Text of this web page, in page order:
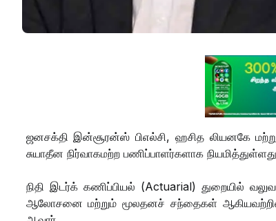
ஜனசக்தி இன்சூரன்ஸ் பிஎல்சி, ஹசித லியனகே
சுயாதீன நிர்வாகமற்ற பணிப்பாளர்களாக
நிதி இடர்க் கணிப்பியல் (Actuarial) துறையில்
ஆலோசனை மற்றும் மூலதனச் சந்தைகள்